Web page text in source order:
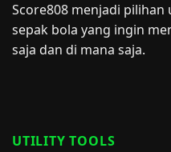
Score808 menjadi
sepak bola yang ingin
saja dan di mana saja.
UTILITY TOOLS